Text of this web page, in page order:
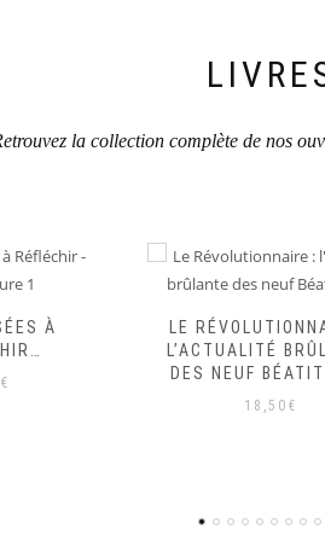
la collection complète de nos
:
LE DÉVOILEMENT
DIEU QUI SE
CACHANT…
24,00 €